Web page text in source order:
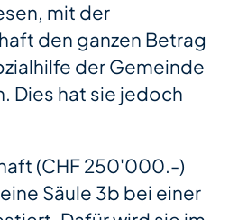
mit der
den ganzen Betrag
der Gemeinde
Dies hat sie jedoch
(CHF 250'000.-)
Säule 3b bei einer